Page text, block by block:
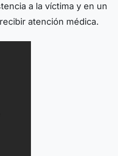
a la víctima y en un
atención médica.